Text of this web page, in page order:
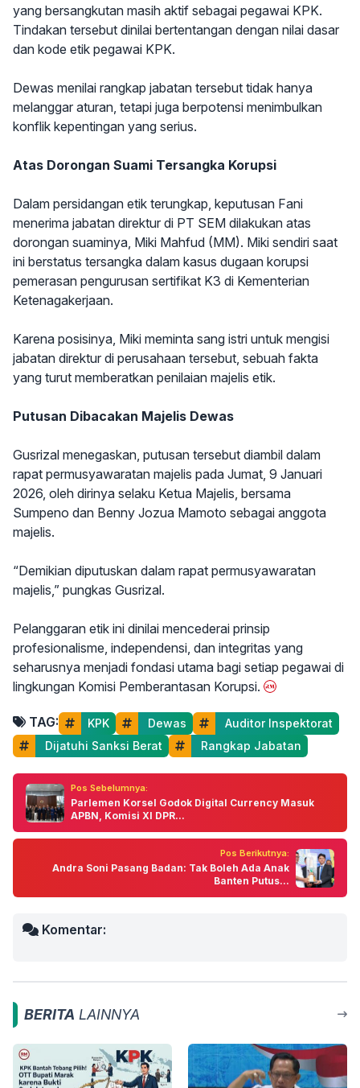
yang bersangkutan masih aktif sebagai pegawai KPK.
Tindakan tersebut dinilai bertentangan dengan nilai dasar
dan kode etik pegawai KPK.
Dewas menilai rangkap jabatan tersebut tidak hanya
melanggar aturan, tetapi juga berpotensi menimbulkan
konflik kepentingan yang serius.
Atas Dorongan Suami Tersangka Korupsi
Dalam persidangan etik terungkap, keputusan Fani
menerima jabatan direktur di PT SEM dilakukan atas
dorongan suaminya, Miki Mahfud (MM). Miki sendiri saat
ini berstatus tersangka dalam kasus dugaan korupsi
pemerasan pengurusan sertifikat K3 di Kementerian
Ketenagakerjaan.
Karena posisinya, Miki meminta sang istri untuk mengisi
jabatan direktur di perusahaan tersebut, sebuah fakta
yang turut memberatkan penilaian majelis etik.
Putusan Dibacakan Majelis Dewas
Gusrizal menegaskan, putusan tersebut diambil dalam
rapat permusyawaratan majelis pada Jumat, 9 Januari
2026, oleh dirinya selaku Ketua Majelis, bersama
Sumpeno dan Benny Jozua Mamoto sebagai anggota
majelis.
“Demikian diputuskan dalam rapat permusyawaratan
majelis,” pungkas Gusrizal.
Pelanggaran etik ini dinilai mencederai prinsip
profesionalisme, independensi, dan integritas yang
seharusnya menjadi fondasi utama bagi setiap pegawai di
lingkungan Komisi Pemberantasan Korupsi.
TAG: KPK Dewas
Auditor Inspektorat
Dijatuhi Sanksi Berat
Rangkap Jabatan
Pos Sebelumnya:
Parlemen Korsel Godok Digital Currency Masuk
APBN, Komisi XI DPR...
Pos Berikutnya:
Andra Soni Pasang Badan: Tak Boleh Ada Anak
Banten Putus...
Komentar:
BERITA LAINNYA